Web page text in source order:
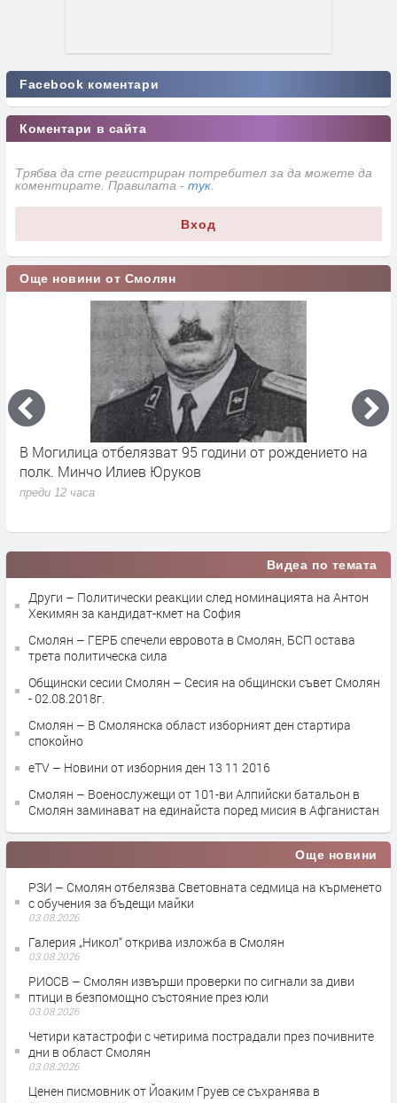
Facebook коментари
Коментари в сайта
Трябва да сте регистриран потребител за да можете да
коментирате. Правилата - тук
Вход
Още новини от Смолян
В Могилица отбелязват 95 години от рождението на
полк. Минчо Илиев Юруков
преди 12 часа
Видеа по темата
Други – Политически реакции след номинацията на Антон
Хекимян за кандидат-кмет на София
Смолян – ГЕРБ спечели евровота в Смолян, БСП остава
трета политическа сила
Общински сесии Смолян – Сесия на общински съвет Смолян
- 02.08.2018г.
Смолян – В Смолянска област изборният ден стартира
спокойно
eTV – Новини от изборния ден 13 11 2016
Смолян – Военослужещи от 101-ви Алпийски батальон в
Смолян заминават на единайста поред мисия в Афганистан
Още новини
РЗИ – Смолян отбелязва Световната седмица на кърменето
с обучения за бъдещи майки
03.08.2026
Галерия „Никол“ открива изложба в Смолян
03.08.2026
РИОСВ – Смолян извърши проверки по сигнали за диви
птици в безпомощно състояние през юли
03.08.2026
Четири катастрофи с четирима пострадали през почивните
дни в област Смолян
03.08.2026
Ценен писмовник от Йоаким Груев се съхранява в